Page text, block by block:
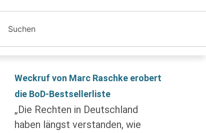
Weckruf von Marc Raschke erobert
die BoD-Bestsellerliste
„Die Rechten in Deutschland
haben längst verstanden, wie